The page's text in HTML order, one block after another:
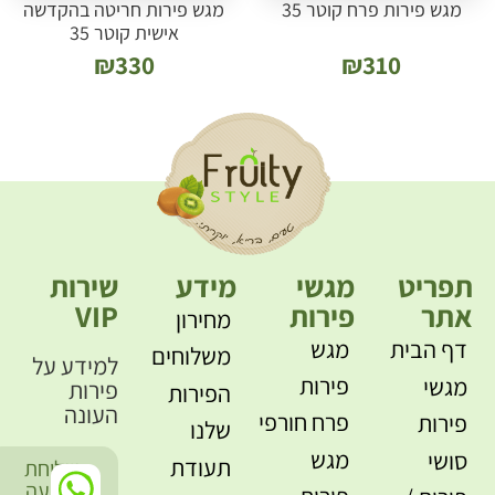
מגש פירות פרח קוטר 35
₪310
מגש פירות חריטה בהקדשה
אישית קוטר 35
₪330
תפריט
אתר
דף הבית
מגשי
פירות
סושי
מגשי
פירות
מגש
פירות
פרח חורפי
מגש
מידע
מחירון
משלוחים
הפירות
שלנו
תעודת
שירות
VIP
למידע על
פירות
העונה
שליחת